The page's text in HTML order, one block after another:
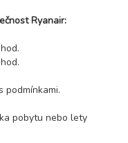
Ryanair:
podmínkami.
pobytu nebo lety